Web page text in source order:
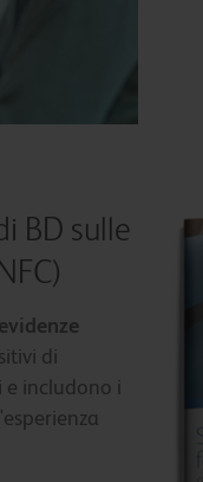
BD sulle
di
e includono i